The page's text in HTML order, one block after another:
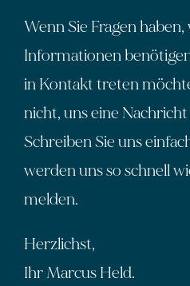
Wenn Sie Fragen
Informationen
in Kontakt treten
nicht, uns eine
Schreiben Sie uns
werden uns so schnell
melden.
Herzlichst,
Ihr Marcus Held.